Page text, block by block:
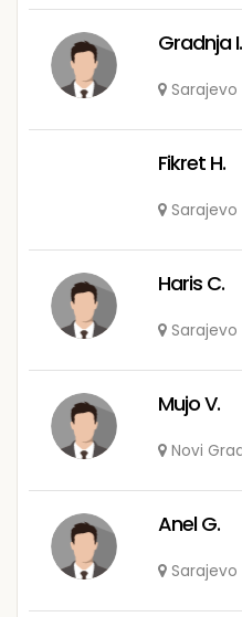
Gradnja I.
Sarajevo
Fikret H.
Sarajevo
Haris C.
Sarajevo
Mujo V.
Novi
Anel G.
Sarajevo